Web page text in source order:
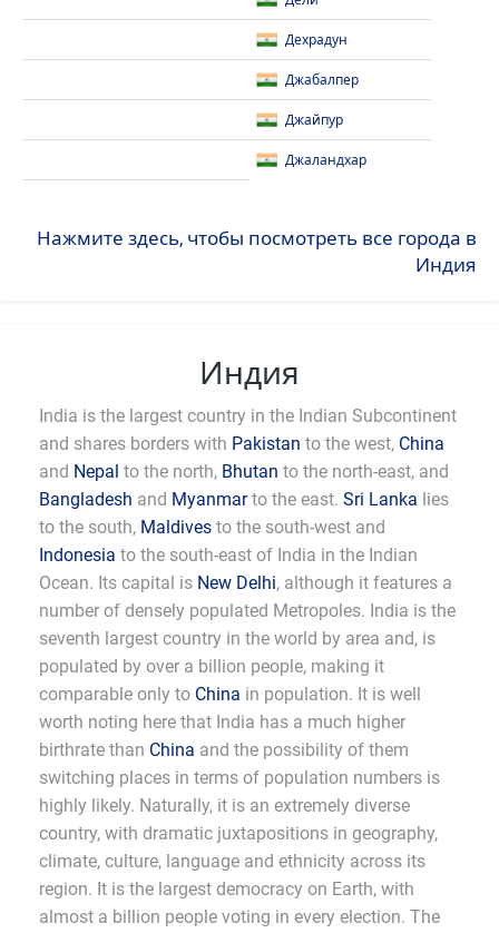
Дехрадун
Джабалпер
Джайпур
Джаландхар
Нажмите здесь, чтобы посмотреть все города в
Индия
Индия
India is the largest country in the Indian Subcontinent
and shares borders with Pakistan to the west, China
and Nepal to the north, Bhutan to the north-east, and
Bangladesh and Myanmarto the east. Sri Lanka lies
to the south, Maldives to the south-west and
Indonesia to the south-east of India in the Indian
Ocean. Its capital is New Delhi, although it features a
number of densely populated Metropoles. India is the
seventh largest country in the world by area and, is
populated by over a billion people, making it
comparable only to China in population. It is well
worth noting here that India has a much higher
birthrate than China and the possibility of them
switching places in terms of population numbers is
highly likely. Naturally, it is an extremely diverse
country, with dramatic juxtapositions in geography,
climate, culture, language and ethnicity across its
region. It is the largest democracy on Earth, with
almost a billion people voting in every election. The